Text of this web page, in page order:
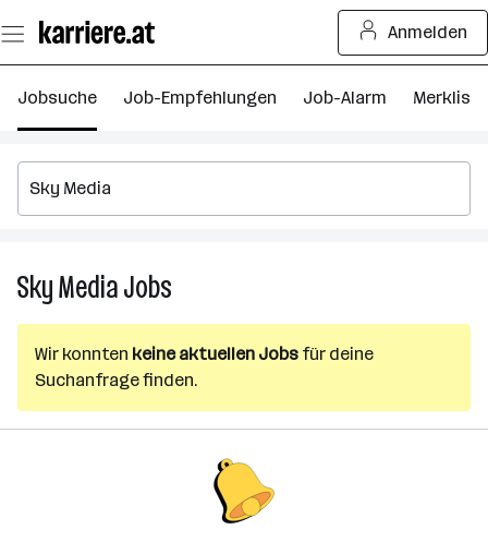
Seiteninhalt
springen
Anmelden
Jobsuche Job-Empfehlungen Job-Alarm Merkliste
Sky MediaJobs
Wir konnten keine aktuellen Jobs für deine
Suchanfrage finden.